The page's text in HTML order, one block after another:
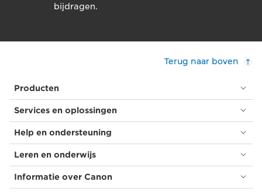
bijdragen.
Terug naar boven
Producten
Services en oplossingen
Help en ondersteuning
Leren en onderwijs
Informatie over Canon